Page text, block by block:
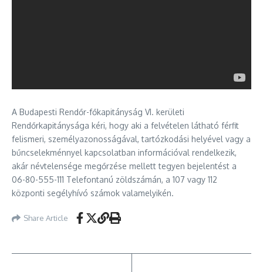
A Budapesti Rendőr-főkapitányság VI. kerületi
Rendőrkapitánysága kéri, hogy aki a felvételen látható férfit
felismeri, személyazonosságával, tartózkodási helyével vagy a
bűncselekménnyel kapcsolatban információval rendelkezik,
akár névtelensége megőrzése mellett tegyen bejelentést a
06-80-555-111 Telefontanú zöldszámán, a 107 vagy 112
központi segélyhívó számok valamelyikén.
Share Article